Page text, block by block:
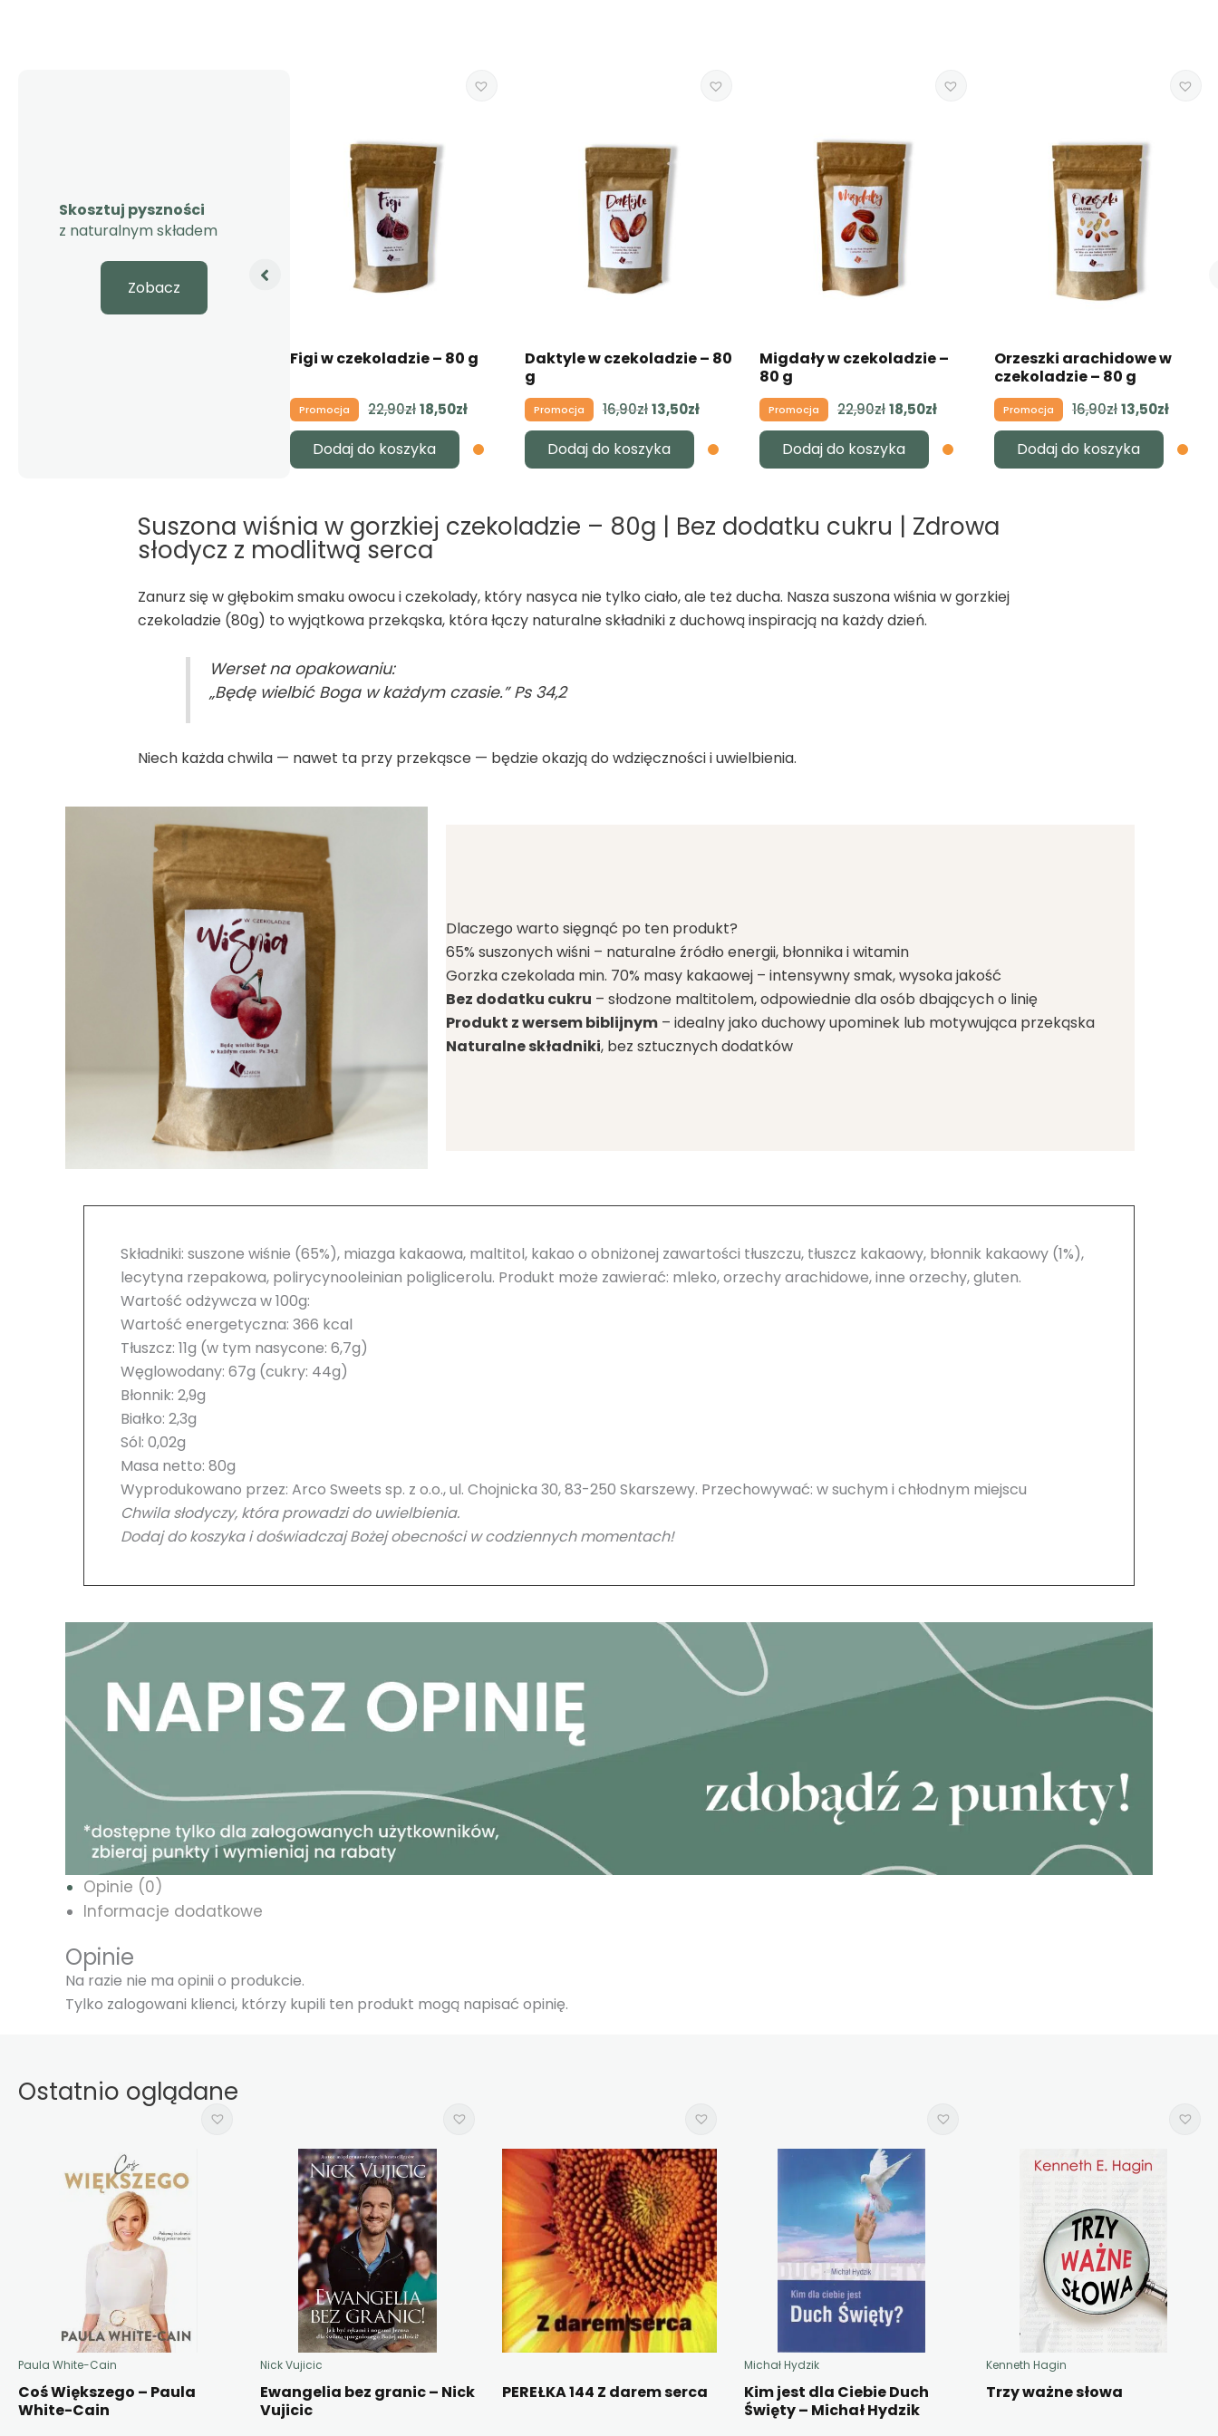
Skosztuj pyszności
z naturalnym składem
Zobacz
Aktualna
Figi w czekoladzie – 80 g
Promocja 22,90złPierwotna
cena
wynosiła:
18,50złAktualna
wynosi:
Dodaj do koszyka
Daktyle w czekoladzie – 80
g
Promocja 16,90złPierwotna
cena
wynosiła:
13,50złAktualna
wynosi:
Dodaj do koszyka
Migdały w czekoladzie –
80 g
Promocja 22,90złPierwotna
cena
wynosiła:
18,50złAktualna
wynosi:
Dodaj do koszyka
Orzeszki arachidowe w
czekoladzie – 80 g
Promocja 16,90złPierwotna
cena
wynosiła:
13,50zł
wynosi:
Dodaj do koszyka
Suszona wiśnia w gorzkiej czekoladzie – 80g | Bez dodatku cukru | Zdrowa
słodycz z modlitwą serca
Zanurz się w głębokim smaku owocu i czekolady, który nasyca nie tylko ciało, ale też ducha. Nasza suszona wiśnia w gorzkiej
czekoladzie (80g) to wyjątkowa przekąska, która łączy naturalne składniki z duchową inspiracją na każdy dzień.
Werset na opakowaniu:
„Będę wielbić Boga w każdym czasie.” Ps 34,2
Niech każda chwila — nawet ta przy przekąsce — będzie okazją do wdzięczności i uwielbienia.
Dlaczego warto sięgnąć po ten produkt?
65% suszonych wiśni – naturalne źródło energii, błonnika i witamin
Gorzka czekolada min. 70% masy kakaowej – intensywny smak, wysoka jakość
Bez dodatku cukru – słodzone maltitolem, odpowiednie dla osób dbających o linię
Produkt z wersem biblijnym– idealny jako duchowy upominek lub motywująca przekąska
Naturalne składniki, bez sztucznych dodatków
Składniki: suszone wiśnie (65%), miazga kakaowa, maltitol, kakao o obniżonej zawartości tłuszczu, tłuszcz kakaowy, błonnik kakaowy (1%),
lecytyna rzepakowa, polirycynooleinian poliglicerolu. Produkt może zawierać: mleko, orzechy arachidowe, inne orzechy, gluten.
Wartość odżywcza w 100g:
Wartość energetyczna: 366 kcal
Tłuszcz: 11g (w tym nasycone: 6,7g)
Węglowodany: 67g (cukry: 44g)
Błonnik: 2,9g
Białko: 2,3g
Sól: 0,02g
Masa netto: 80g
Wyprodukowano przez: Arco Sweets sp. z o.o., ul. Chojnicka 30, 83-250 Skarszewy. Przechowywać: w suchym i chłodnym miejscu
Chwila słodyczy, która prowadzi do uwielbienia.
Dodaj do koszyka i doświadczaj Bożej obecności w codziennych momentach!
Opinie (0)
Informacje dodatkowe
Opinie
Na razie nie ma opinii o produkcie.
Tylko zalogowani klienci, którzy kupili ten produkt mogą napisać opinię.
Ostatnio oglądane
Paula White-Cain
Coś Większego – Paula
White-Cain
Nick Vujicic
Ewangelia bez granic – Nick
Vujicic
PEREŁKA 144 Z darem serca
Michał Hydzik
Kim jest dla Ciebie Duch
Święty – Michał Hydzik
Kenneth Hagin
Trzy ważne słowa